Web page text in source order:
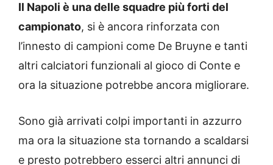
Il Napoli è una delle squadre più forti del
campionato, si è ancora rinforzata con
l’innesto di campioni come De Bruyne e tanti
altri calciatori funzionali al gioco di Conte e
ora la situazione potrebbe ancora migliorare.
Sono già arrivati colpi importanti in azzurro
ma ora la situazione sta tornando a scaldarsi
e presto potrebbero esserci altri annunci di